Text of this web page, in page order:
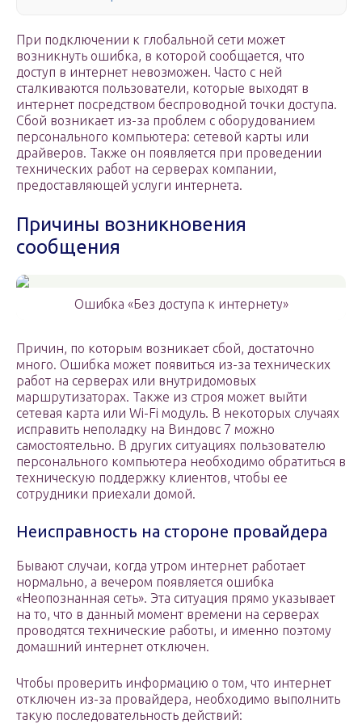
При подключении к глобальной сети может
возникнуть ошибка, в которой сообщается, что
доступ в интернет невозможен. Часто с ней
сталкиваются пользователи, которые выходят в
интернет посредством беспроводной точки доступа.
Сбой возникает из-за проблем с оборудованием
персонального компьютера: сетевой карты или
драйверов. Также он появляется при проведении
технических работ на серверах компании,
предоставляющей услуги интернета.
Причины возникновения
сообщения
Ошибка «Без доступа к интернету»
Причин, по которым возникает сбой, достаточно
много. Ошибка может появиться из-за технических
работ на серверах или внутридомовых
маршрутизаторах. Также из строя может выйти
сетевая карта или Wi-Fi модуль. В некоторых случаях
исправить неполадку на Виндовс 7 можно
самостоятельно. В других ситуациях пользователю
персонального компьютера необходимо обратиться в
техническую поддержку клиентов, чтобы ее
сотрудники приехали домой.
Неисправность на стороне провайдера
Бывают случаи, когда утром интернет работает
нормально, а вечером появляется ошибка
«Неопознанная сеть». Эта ситуация прямо указывает
на то, что в данный момент времени на серверах
проводятся технические работы, и именно поэтому
домашний интернет отключен.
Чтобы проверить информацию о том, что интернет
отключен из-за провайдера, необходимо выполнить
такую последовательность действий: